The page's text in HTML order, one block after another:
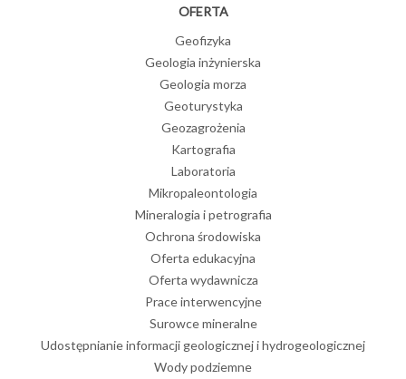
OFERTA
Geofizyka
Geologia inżynierska
Geologia morza
Geoturystyka
Geozagrożenia
Kartografia
Laboratoria
Mikropaleontologia
Mineralogia i petrografia
Ochrona środowiska
Oferta edukacyjna
Oferta wydawnicza
Prace interwencyjne
Surowce mineralne
Udostępnianie informacji geologicznej i hydrogeologicznej
Wody podziemne